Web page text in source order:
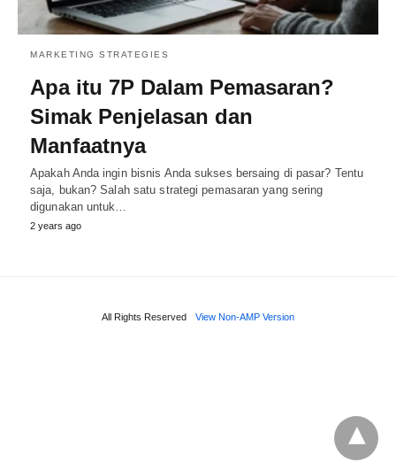
MARKETING STRATEGIES
Apa itu 7P Dalam Pemasaran?
Simak Penjelasan dan
Manfaatnya
Apakah Anda ingin bisnis Anda sukses bersaing di pasar? Tentu
saja, bukan? Salah satu strategi pemasaran yang sering
digunakan untuk…
2 years ago
All Rights Reserved View Non-AMP Version